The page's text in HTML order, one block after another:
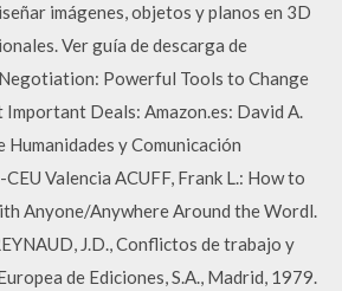
imágenes, objetos y planos en 3D
Ver guía de descarga de
Powerful Tools to Change
Important Deals: Amazon.es: David A.
Humanidades y Comunicación
Valencia ACUFF, Frank L.: How to
Anyone/Anywhere Around the Wordl.
J.D., Conflictos de trabajo y
de Ediciones, S.A., Madrid, 1979.